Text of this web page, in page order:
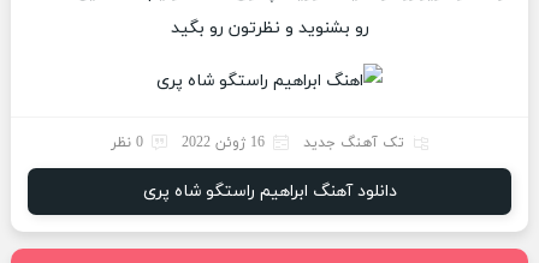
رو بشنوید و نظرتون رو بگید
تک آهنگ جدید 16 ژوئن 2022 0 نظر
دانلود آهنگ ابراهیم راستگو شاه پری